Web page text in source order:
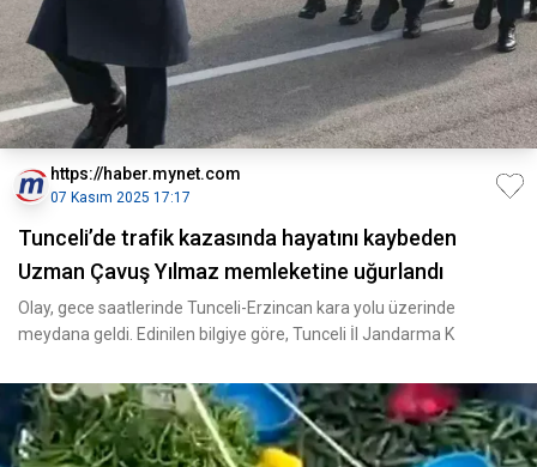
https://haber.mynet.com
07 Kasım 2025 17:17
Tunceli’de trafik kazasında hayatını kaybeden
Uzman Çavuş Yılmaz memleketine uğurlandı
Olay, gece saatlerinde Tunceli-Erzincan kara yolu üzerinde
meydana geldi. Edinilen bilgiye göre, Tunceli İl Jandarma K